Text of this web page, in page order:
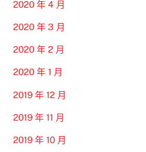
2020 年 4 月
2020 年 3 月
2020 年 2 月
2020 年 1 月
2019 年 12 月
2019 年 11 月
2019 年 10 月